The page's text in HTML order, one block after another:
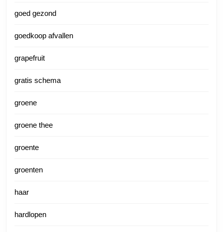
goed gezond
goedkoop afvallen
grapefruit
gratis schema
groene
groene thee
groente
groenten
haar
hardlopen